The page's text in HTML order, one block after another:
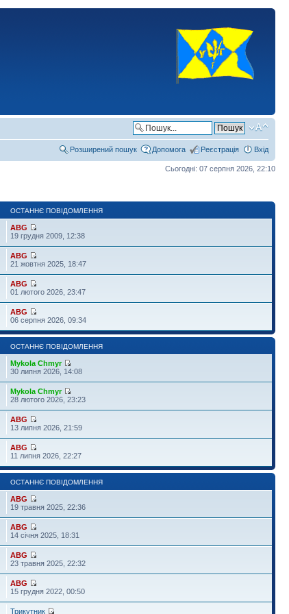
Розширений пошук Допомога Реєстрація Вхід
Сьогодні: 07 серпня 2026, 22:10
ОСТАННЄ ПОВІДОМЛЕННЯ
ABG
19 грудня 2009, 12:38
ABG
21 жовтня 2025, 18:47
ABG
01 лютого 2026, 23:47
ABG
06 серпня 2026, 09:34
ОСТАННЄ ПОВІДОМЛЕННЯ
Mykola Chmyr
30 липня 2026, 14:08
Mykola Chmyr
28 лютого 2026, 23:23
ABG
13 липня 2026, 21:59
ABG
11 липня 2026, 22:27
ОСТАННЄ ПОВІДОМЛЕННЯ
ABG
19 травня 2025, 22:36
ABG
14 січня 2025, 18:31
ABG
23 травня 2025, 22:32
ABG
15 грудня 2022, 00:50
Трикутник